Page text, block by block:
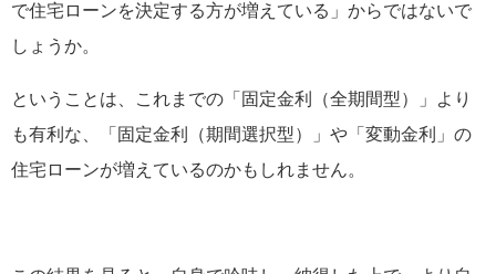
で住宅ローンを決定する方が増えている」からではないで
しょうか。
ということは、これまでの「固定金利（全期間型）」より
も有利な、「固定金利（期間選択型）」や「変動金利」の
住宅ローンが増えているのかもしれません。